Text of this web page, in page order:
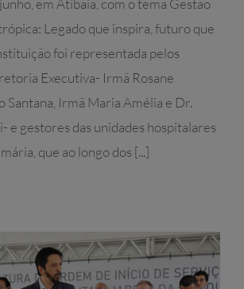
em Atibaia, com o tema Gestão
Legado que inspira, futuro que
foi representada pelos
Executiva- Irmã Rosane
Santana, Irmã Maria Amélia e Dr.
e gestores das unidades hospitalares
que ao longo dos [...]